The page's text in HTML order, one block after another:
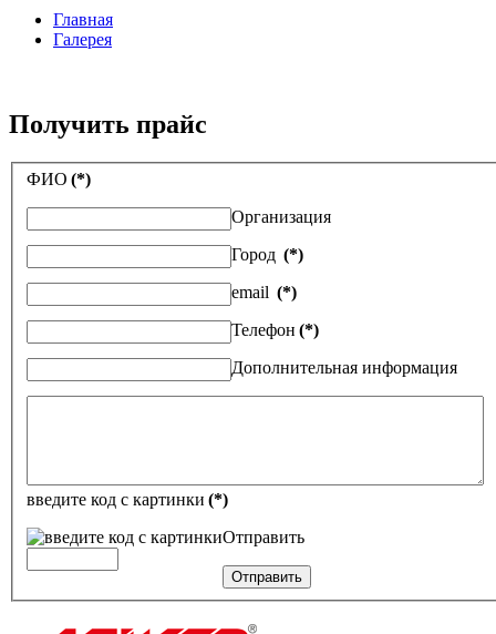
Главная
Галерея
Получить прайс
ФИО (*)
Организация
Город (*)
email (*)
Телефон (*)
Дополнительная информация
введите код с картинки (*)
Отправить
Отправить